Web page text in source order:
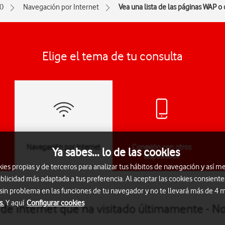
Navegación por Internet Vea una lista de las páginas
Elige el tema de tu consulta
Navegación por Internet
Conexión con otros
dispositivos
de Internet que ha visitado últimamente -
Ya sabes... lo de las cookies
propias y de terceros para analizar tus hábitos de navegación y así
más adaptada a tus preferencia. Al aceptar las cookies
problema en las funciones de tu navegador y no te llevará más de 4
Y aquí Configurar cookies